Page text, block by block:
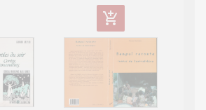
add_shopping_cart